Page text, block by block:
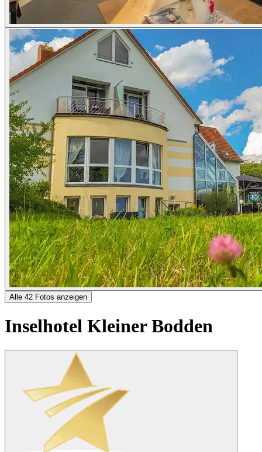
Alle 42 Fotos anzeigen
Inselhotel Kleiner Bodden